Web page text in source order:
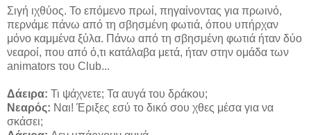
Σιγή ιχθύος. Το επόμενο πρωί, πηγαίνοντας για πρωινό,
περνάμε πάνω από τη σβησμένη φωτιά, όπου υπήρχαν
μόνο καμμένα ξύλα. Πάνω από τη σβησμένη φωτιά ήταν δύο
νεαροί, που από ό,τι κατάλαβα μετά, ήταν στην ομάδα των
animators του Club...
Δάειρα: Τι ψάχνετε; Τα αυγά του δράκου;
Νεαρός: Ναι! Έριξες εσύ το δικό σου χθες μέσα για να
σκάσει;